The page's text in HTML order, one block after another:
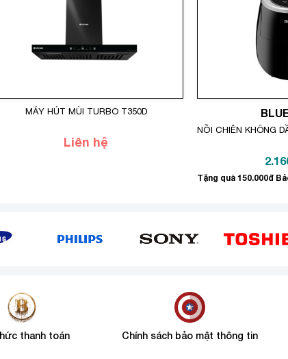
MÁY HÚT MÙI TURBO T350D
Liên hệ
NỒI CHIÊN KHÔNG
thanh toán Chính sách bảo mật thông tin